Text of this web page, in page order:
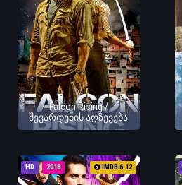
Falcon Rising /
შევარდენის აღზევება
HD 2018 IMDB 6.12